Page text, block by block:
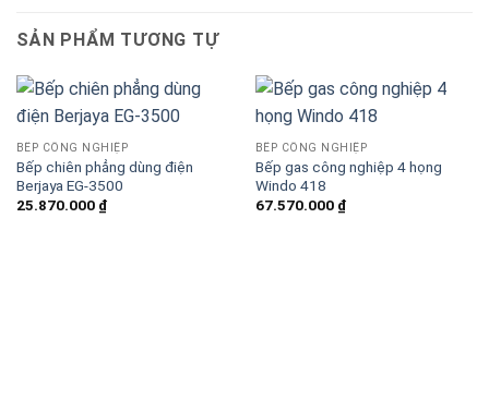
SẢN PHẨM TƯƠNG TỰ
BẾP CÔNG NGHIỆP
Bếp chiên phẳng dùng điện
Berjaya EG-3500
25.870.000 ₫
BẾP CÔNG NGHIỆP
Bếp gas công nghiệp 4 họng
Windo 418
67.570.000 ₫